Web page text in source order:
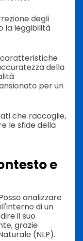
degli
la leggibilità
caratteristiche
della
per un
che raccoglie,
le sfide della
e
analizzare
di un
il suo
grazie
(NLP).